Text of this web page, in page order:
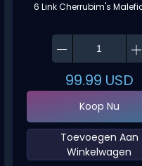
6 Link Cherrubim's
99.99 USD
Koop Nu
‌Toevoegen Aan
Winkelwagen‌